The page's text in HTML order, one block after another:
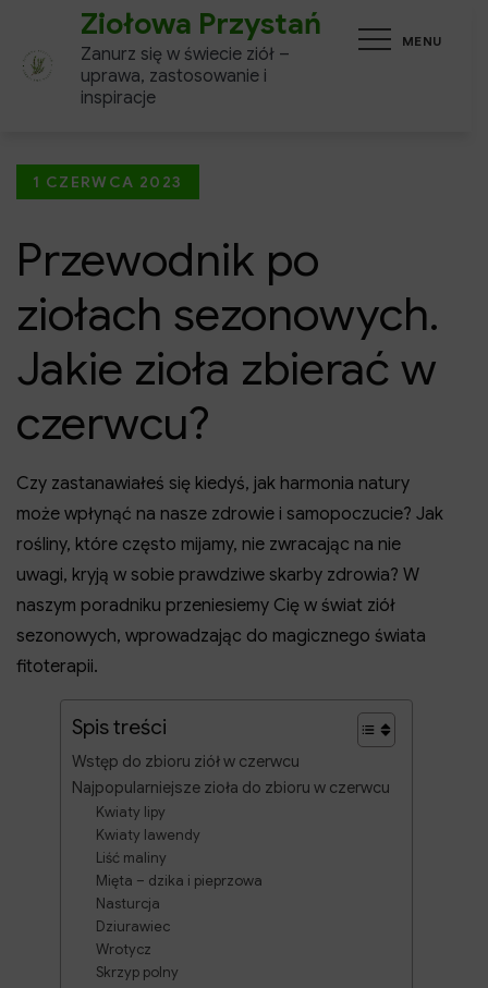
content
MENU
Ziołowa Przystań
Zanurz się w świecie ziół –
uprawa, zastosowanie i
inspiracje
Posted
1 CZERWCA 2023
Przewodnik po
ziołach sezonowych.
Jakie zioła zbierać w
czerwcu?
Czy zastanawiałeś się kiedyś, jak harmonia natury
może wpłynąć na nasze zdrowie i samopoczucie? Jak
rośliny, które często mijamy, nie zwracając na nie
uwagi, kryją w sobie prawdziwe skarby zdrowia? W
naszym poradniku przeniesiemy Cię w świat ziół
sezonowych, wprowadzając do magicznego świata
fitoterapii.
Spis treści
Wstęp do zbioru ziół w czerwcu
Najpopularniejsze zioła do zbioru w czerwcu
Kwiaty lipy
Kwiaty lawendy
Liść maliny
Mięta – dzika i pieprzowa
Nasturcja
Dziurawiec
Wrotycz
Skrzyp polny